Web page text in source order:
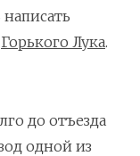
Горького Лука.
до отъезда
одной из